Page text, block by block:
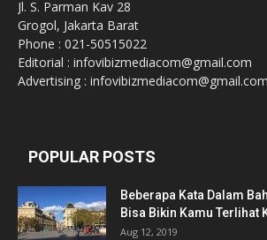
Jl. S. Parman Kav 28
Grogol, Jakarta Barat
Phone : 021-50515022
Editorial : infovibizmediacom@gmail.com
Advertising : infovibizmediacom@gmail.com
POPULAR POSTS
Beberapa Kata Dalam
Bisa Bikin Kamu Terlihat
Aug 12, 2019